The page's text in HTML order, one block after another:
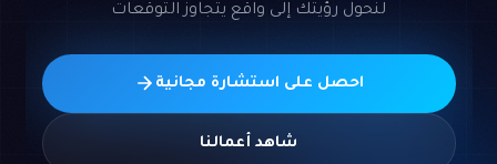
لنحول رؤيتك إلى واقع يتجاوز التوقعات
احصل على استشارة مجانية
شاهد أعمالنا